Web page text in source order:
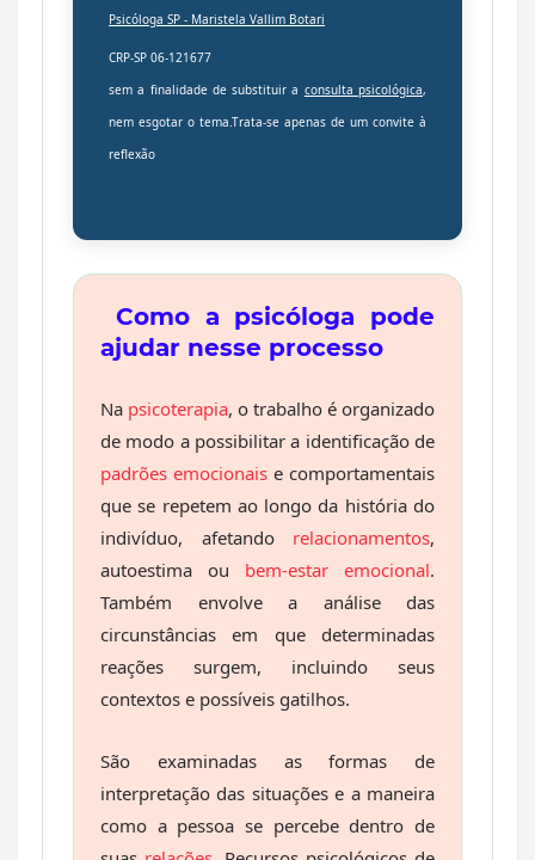
Psicóloga SP - Maristela Vallim Botari
CRP-SP 06-121677
sem a finalidade de substituir a consulta psicológica,
nem esgotar o tema.Trata-se apenas de um convite à
reflexão
Como a psicóloga pode
ajudar nesse processo
Na psicoterapia, o trabalho é organizado
de modo a possibilitar a identificação de
padrões emocionais e comportamentais
que se repetem ao longo da história do
indivíduo, afetando relacionamentos,
autoestima ou bem-estar emocional.
Também envolve a análise das
circunstâncias em que determinadas
reações surgem, incluindo seus
contextos e possíveis gatilhos.
São examinadas as formas de
interpretação das situações e a maneira
como a pessoa se percebe dentro de